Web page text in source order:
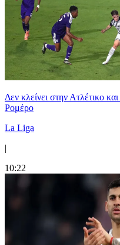
Δεν κλείνει στην Ατλέτικο
Ρομέρο
La Liga
|
10:22